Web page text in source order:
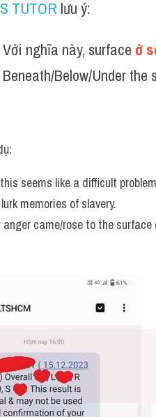
TUTOR lưu ý:
Với nghĩa này, surface ở
Beneath/Below/Under
seems like a difficult
memories of slavery.
anger came/rose to the